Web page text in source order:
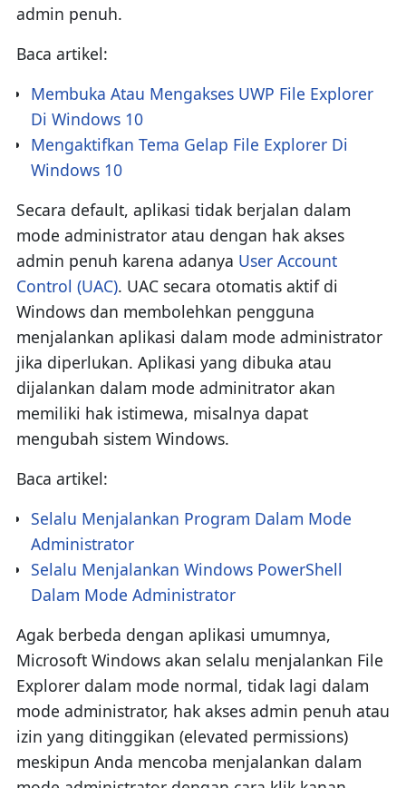
admin penuh.
Baca artikel:
Membuka Atau Mengakses UWP File Explorer
Di Windows 10
Mengaktifkan Tema Gelap File Explorer Di
Windows 10
Secara default, aplikasi tidak berjalan dalam
mode administrator atau dengan hak akses
admin penuh karena adanya User Account
Control (UAC). UAC secara otomatis aktif di
Windows dan membolehkan pengguna
menjalankan aplikasi dalam mode administrator
jika diperlukan. Aplikasi yang dibuka atau
dijalankan dalam mode adminitrator akan
memiliki hak istimewa, misalnya dapat
mengubah sistem Windows.
Baca artikel:
Selalu Menjalankan Program Dalam Mode
Administrator
Selalu Menjalankan Windows PowerShell
Dalam Mode Administrator
Agak berbeda dengan aplikasi umumnya,
Microsoft Windows akan selalu menjalankan File
Explorer dalam mode normal, tidak lagi dalam
mode administrator, hak akses admin penuh atau
izin yang ditinggikan (elevated permissions)
meskipun Anda mencoba menjalankan dalam